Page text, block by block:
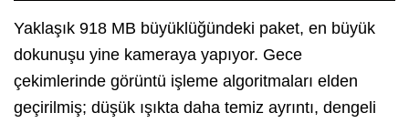
Yaklaşık 918 MB büyüklüğündeki paket, en büyük
dokunuşu yine kameraya yapıyor. Gece
çekimlerinde görüntü işleme algoritmaları elden
geçirilmiş; düşük ışıkta daha temiz ayrıntı, dengeli